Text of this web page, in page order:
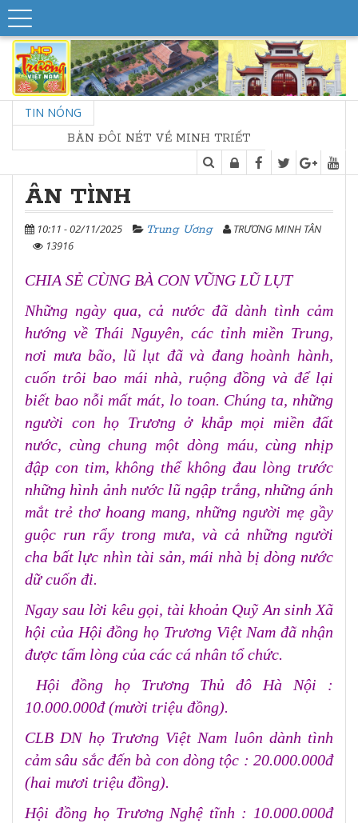
TIN NÓNG
BÀN ĐÔI NÉT VỀ MINH TRIẾT NHÀ THỜ HỌ
ÂN TÌNH
10:11 - 02/11/2025 Trung Ương
TRƯƠNG MINH TÂN
13916
CHIA SẺ CÙNG BÀ CON VŨNG LŨ LỤT
Những ngày qua, cả nước đã dành tình cảm
hướng về Thái Nguyên, các tỉnh miền Trung,
nơi mưa bão, lũ lụt đã và đang hoành hành,
cuốn trôi bao mái nhà, ruộng đồng và để lại
biết bao nỗi mất mát, lo toan. Chúng ta, những
người con họ Trương ở khắp mọi miền đất
nước, cùng chung một dòng máu, cùng nhịp
đập con tim, không thể không đau lòng trước
những hình ảnh nước lũ ngập trắng, những ánh
mắt trẻ thơ hoang mang, những người mẹ gầy
guộc run rẩy trong mưa, và cả những người
cha bất lực nhìn tài sản, mái nhà bị dòng nước
dữ cuốn đi.
Ngay sau lời kêu gọi, tài khoản Quỹ An sinh Xã
hội của Hội đồng họ Trương Việt Nam đã nhận
được tấm lòng của các cá nhân tổ chức.
Hội đồng họ Trương Thủ đô Hà Nội :
10.000.000đ (mười triệu đồng).
CLB DN họ Trương Việt Nam luôn dành tình
cảm sâu sắc đến bà con dòng tộc : 20.000.000đ
(hai mươi triệu đồng).
Hội đồng họ Trương Nghệ tĩnh : 10.000.000đ